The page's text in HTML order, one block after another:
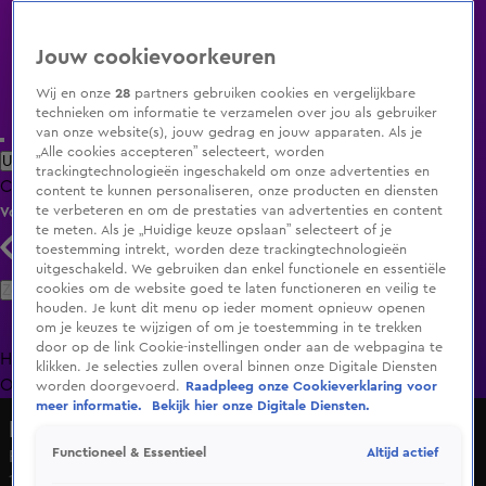
Uitzending Gemist Populaire programma's Zenders Genres
ClipsFilmsRadioSmart TV inlogShop
Volg KIJK
Zoeken
HomeUitzending Gemist Programma's De Bondgenoten
OranjezomerLivestreamsShop
Persoon met een schotwond aangetroffen in Zaandam
10 juli 2025, 20:19
Jouw cookievoorkeuren
Wij en onze28 partners gebruiken cookies en vergelijkbare
technieken om informatie te verzamelen over jou als gebruiker
van onze website(s), jouw gedrag en jouw apparaten. Als je
„Alle cookies accepteren” selecteert, worden
trackingtechnologieën ingeschakeld om onze advertenties en
content te kunnen personaliseren, onze producten en diensten
te verbeteren en om de prestaties van advertenties en content
te meten. Als je „Huidige keuze opslaan” selecteert of je
toestemming intrekt, worden deze trackingtechnologieën
uitgeschakeld. We gebruiken dan enkel functionele en essentiële
cookies om de website goed te laten functioneren en veilig te
houden. Je kunt dit menu op ieder moment opnieuw openen
om je keuzes te wijzigen of om je toestemming in te trekken
door op de link Cookie-instellingen onder aan de webpagina te
klikken. Je selecties zullen overal binnen onze Digitale Diensten
worden doorgevoerd.
Raadpleeg onze Cookieverklaring voor
meer informatie.
Bekijk hier onze Digitale Diensten.
Functioneel & Essentieel Altijd actief